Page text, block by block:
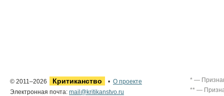
© 2011–2026 Критиканство • О проекте
Электронная почта: mail@kritikanstvo.ru
* —
** —